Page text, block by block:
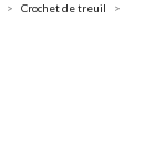
Crochet de treuil